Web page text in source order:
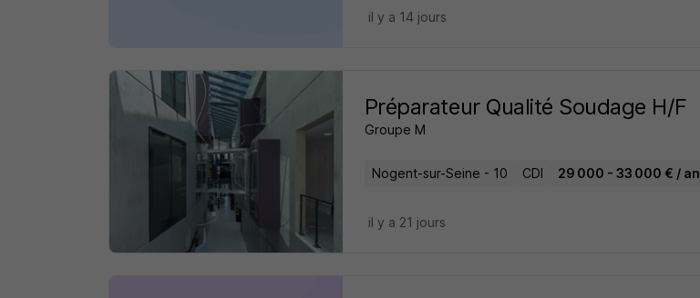
il y a 14 jours
Préparateur Qualité Soudage H/F
Groupe M
Nogent-sur-Seine - 10 CDI 29 000 - 33 000 € / an
il y a 21 jours